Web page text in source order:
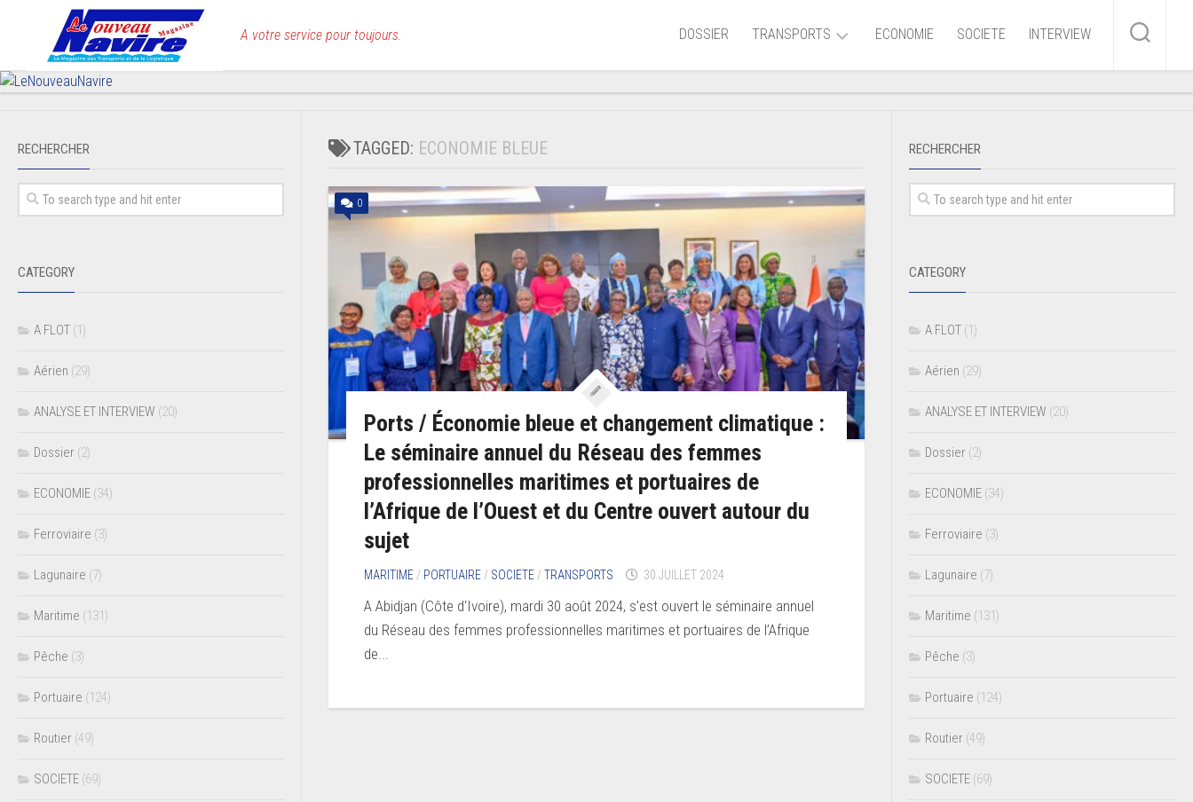
A votre service pour toujours. DOSSIER TRANSPORTS
Aérien
Routier
Lagunaire
ECONOMIE SOCIETE INTERVIEW
TAGGED: ECONOMIE BLEUE
0
Ports / Économie bleue et changement climatique :
Le séminaire annuel du Réseau des femmes
professionnelles maritimes et portuaires de
l’Afrique de l’Ouest et du Centre ouvert autour du
sujet
MARITIME / PORTUAIRE / SOCIETE /TRANSPORTS 30 JUILLET 2024
A Abidjan (Côte d‘Ivoire), mardi 30 août 2024, s’est ouvert le séminaire annuel
du Réseau des femmes professionnelles maritimes et portuaires de l’Afrique
de...
RECHERCHER
CATEGORY
A FLOT (1)
Aérien (29)
ANALYSE ET INTERVIEW (20)
Dossier (2)
ECONOMIE (34)
Ferroviaire (3)
Lagunaire (7)
Maritime (131)
Pêche (3)
Portuaire (124)
Routier (49)
SOCIETE (69)
RECHERCHER
CATEGORY
A FLOT (1)
Aérien (29)
ANALYSE ET INTERVIEW (20)
Dossier (2)
ECONOMIE (34)
Ferroviaire (3)
Lagunaire (7)
Maritime (131)
Pêche (3)
Portuaire (124)
Routier (49)
SOCIETE (69)